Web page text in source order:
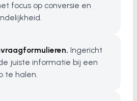
focus op conversie en
Ingericht
juiste informatie bij een
te halen.